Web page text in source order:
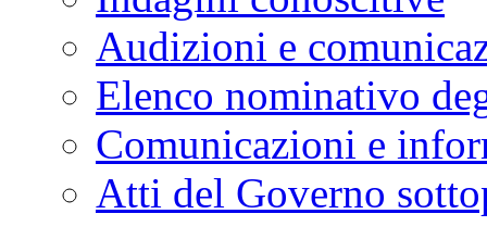
Audizioni e
Elenco nominativo
Comunicazioni e
Atti del Governo